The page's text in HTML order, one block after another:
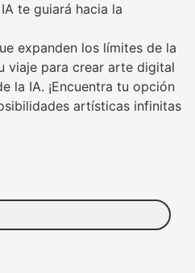
te guiará hacia la
expanden los límites de la
viaje para crear arte digital
la IA. ¡Encuentra tu opción
artísticas infinitas